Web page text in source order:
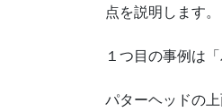
点を説明します。
１つ目の事例は
パターヘッドの